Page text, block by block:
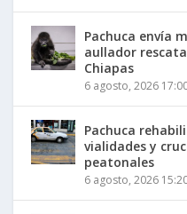
Pachuca envía
aullador
Chiapas
6 agosto, 2026
Pachuca
vialidades y
peatonales
6 agosto, 2026